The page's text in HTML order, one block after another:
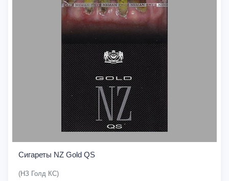
Сигареты NZ Gold QS
(НЗ Голд КС)